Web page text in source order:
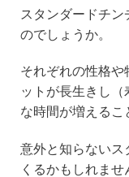
スタンダードチ
のでしょうか。
それぞれの性格
ットが長生きし
な時間が増えるこ
意外と知らないス
くるかもしれませ